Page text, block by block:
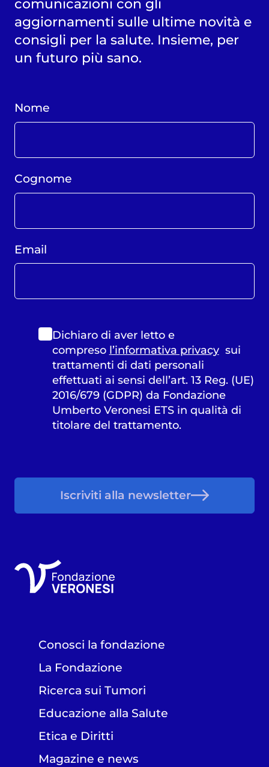
comunicazioni con gli
aggiornamenti sulle ultime novità e
consigli per la salute. Insieme, per
un futuro più sano.
Nome
Cognome
Email
Dichiaro di aver letto e
compreso l’informativa privacysui
trattamenti di dati personali
effettuati ai sensi dell’art. 13 Reg. (UE)
2016/679 (GDPR) da Fondazione
Umberto Veronesi ETS in qualità di
titolare del trattamento.
Iscriviti alla newsletter
Conosci la fondazione
La Fondazione
Ricerca sui Tumori
Educazione alla Salute
Etica e Diritti
Magazine e news